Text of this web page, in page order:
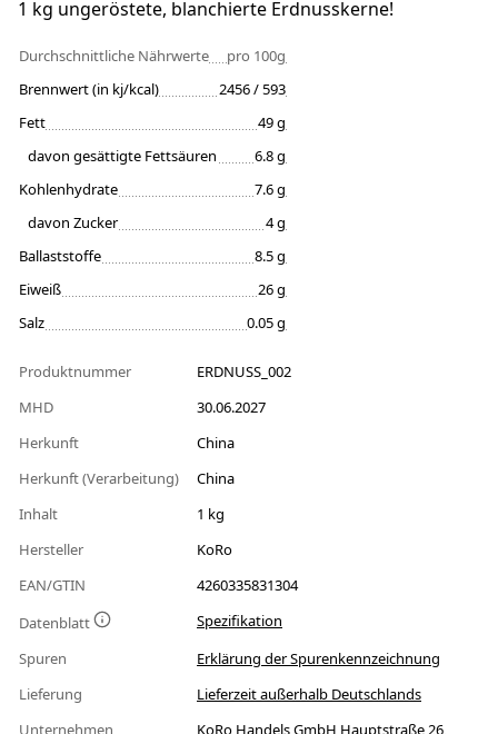
1 kg ungeröstete, blanchierte Erdnusskerne!
Durchschnittliche Nährwerte
pro 100g
Brennwert (in kj/kcal)
2456 / 593
Fett
49 g
davon gesättigte Fettsäuren
6.8 g
Kohlenhydrate
7.6 g
davon Zucker
4 g
Ballaststoffe
8.5 g
Eiweiß
26 g
Salz
0.05 g
Produktnummer
ERDNUSS_002
MHD
30.06.2027
Herkunft
China
Herkunft (Verarbeitung)
China
Inhalt
1 kg
Hersteller
KoRo
EAN/GTIN
4260335831304
Datenblatt
Spezifikation
Spuren
Erklärung der Spurenkennzeichnung
Lieferung
Lieferzeit außerhalb Deutschlands
Unternehmen
KoRo Handels GmbH Hauptstraße 26,